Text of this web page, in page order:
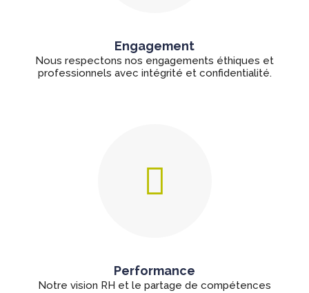
Engagement
Nous respectons nos engagements éthiques et
professionnels avec intégrité et confidentialité.
Performance
Notre vision RH et le partage de compétences